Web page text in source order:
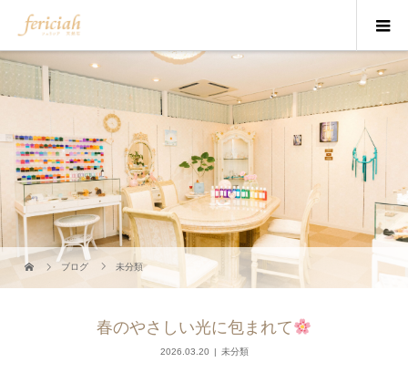
ブログ 未分類
春のやさしい光に包まれて
2026.03.20 未分類